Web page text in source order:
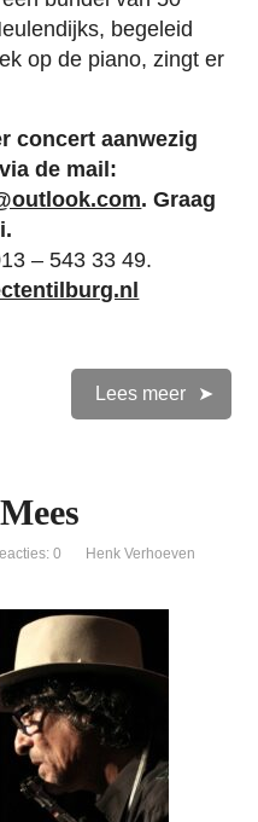
begeleid
op de piano, zingt er
concert aanwezig
de mail:
. Graag
– 543 33 49.
Lees meer
0 Henk Verhoeven